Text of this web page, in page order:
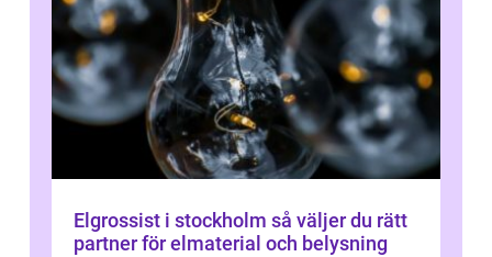
Elgrossist i stockholm så väljer du rätt
partner för elmaterial och belysning